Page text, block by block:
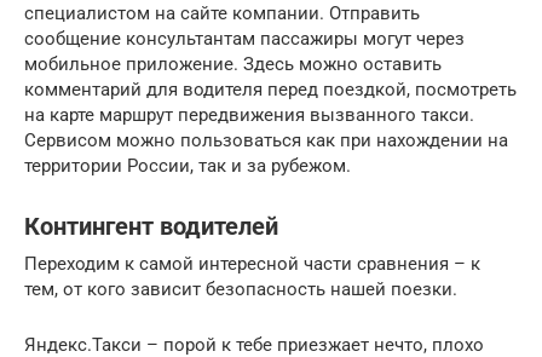
специалистом на сайте компании. Отправить
сообщение консультантам пассажиры могут через
мобильное приложение. Здесь можно оставить
комментарий для водителя перед поездкой, посмотреть
на карте маршрут передвижения вызванного такси.
Сервисом можно пользоваться как при нахождении на
территории России, так и за рубежом.
Контингент водителей
Переходим к самой интересной части сравнения – к
тем, от кого зависит безопасность нашей поезки.
Яндекс.Такси – порой к тебе приезжает нечто, плохо